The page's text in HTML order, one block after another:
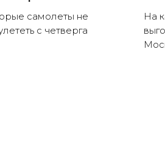
самолеты не
с четверга
На